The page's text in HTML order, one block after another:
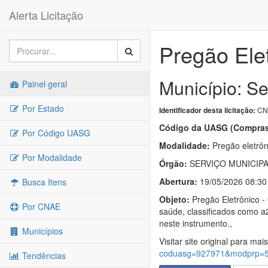
Alerta Licitação
Painel geral
Por Estado
Por Código UASG
Por Modalidade
Busca Itens
Por CNAE
Municípios
Tendências
Pregão
Município:
Identificador desta licitação:
Código da UASG
Modalidade: Pregão
Órgão: SERVIÇO
Abertura: 19/05/2026 08:30
Objeto: Pregão Eletrônico
saúde, classificados como
neste instrumento.,
Visitar site original para